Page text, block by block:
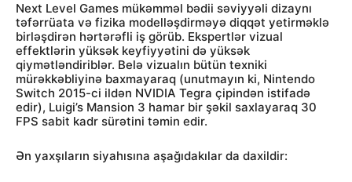
Next Level Games mükəmməl bədii səviyyəli dizaynı
təfərrüata və fizika modelləşdirməyə diqqət yetirməklə
birləşdirən hərtərəfli iş görüb. Ekspertlər vizual
effektlərin yüksək keyfiyyətini də yüksək
qiymətləndiriblər. Belə vizualın bütün texniki
mürəkkəbliyinə baxmayaraq (unutmayın ki, Nintendo
Switch 2015-ci ildən NVIDIA Tegra çipindən istifadə
edir), Luigi’s Mansion 3 hamar bir şəkil saxlayaraq 30
FPS sabit kadr sürətini təmin edir.
Ən yaxşıların siyahısına aşağıdakılar da daxildir: